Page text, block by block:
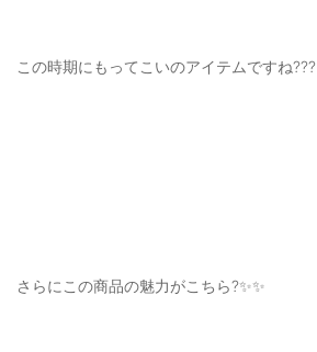
この時期にもってこいのアイテムですね???
さらにこの商品の魅力がこちら?✨✨